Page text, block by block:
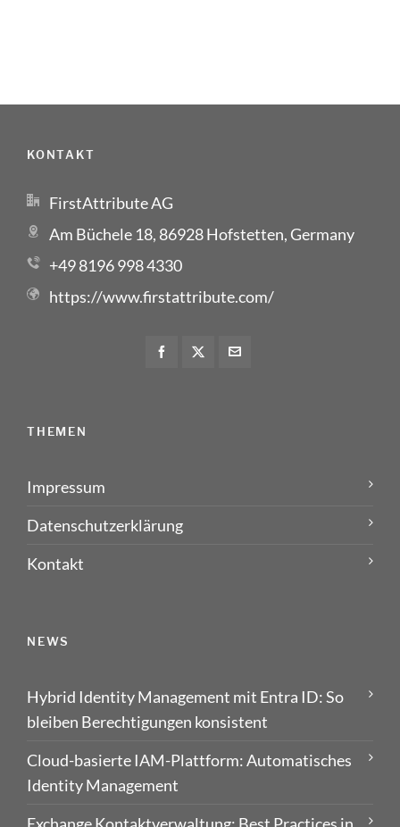
KONTAKT
FirstAttribute AG
Am Büchele 18, 86928 Hofstetten, Germany
+49 8196 998 4330
https://www.firstattribute.com/
THEMEN
Impressum
Datenschutzerklärung
Kontakt
NEWS
Hybrid Identity Management mit Entra ID: So
bleiben Berechtigungen konsistent
Cloud-basierte IAM-Plattform: Automatisches
Identity Management